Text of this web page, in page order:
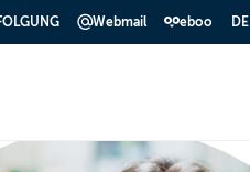
Webmail eboo DE